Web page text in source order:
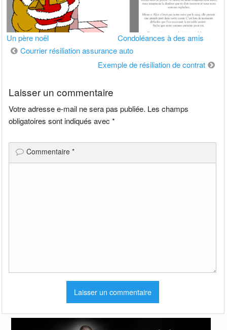
Un père noël Condoléances à des amis
Navigation
Courrier résiliation assurance auto
Exemple de résiliation de contrat
Laisser un commentaire
Votre adresse e-mail ne sera pas publiée. Les champs
obligatoires sont indiqués avec*
Commentaire*